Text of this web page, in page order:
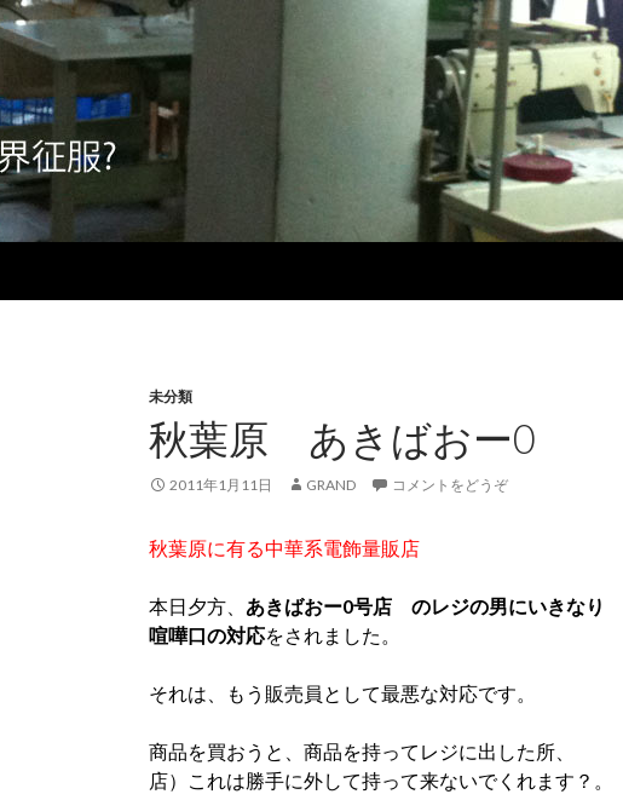
未分類
秋葉原 あきばおー0
2011年1月11日 GRAND コメントをどうぞ
秋葉原に有る中華系電飾量販店
本日夕方、 あきばおー0号店 のレジの男にいきなり
喧嘩口の対応をされました。
それは、もう販売員として最悪な対応です。
商品を買おうと、商品を持ってレジに出した所、
店）これは勝手に外して持って来ないでくれます？。